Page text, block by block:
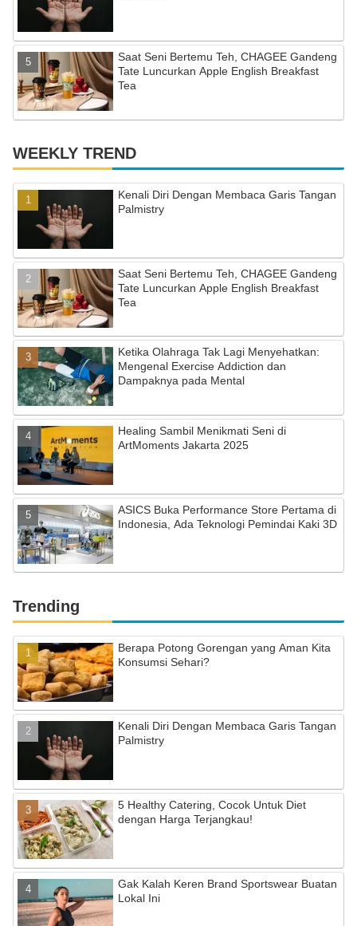
Saat Seni Bertemu Teh, CHAGEE Gandeng
Tate Luncurkan Apple English Breakfast
Tea
WEEKLY TREND
Kenali Diri Dengan Membaca Garis Tangan
Palmistry
Saat Seni Bertemu Teh, CHAGEE Gandeng
Tate Luncurkan Apple English Breakfast
Tea
Ketika Olahraga Tak Lagi Menyehatkan:
Mengenal Exercise Addiction dan
Dampaknya pada Mental
Healing Sambil Menikmati Seni di
ArtMoments Jakarta 2025
ASICS Buka Performance Store Pertama di
Indonesia, Ada Teknologi Pemindai Kaki 3D
Trending
Berapa Potong Gorengan yang Aman Kita
Konsumsi Sehari?
Kenali Diri Dengan Membaca Garis Tangan
Palmistry
5 Healthy Catering, Cocok Untuk Diet
dengan Harga Terjangkau!
Gak Kalah Keren Brand Sportswear Buatan
Lokal Ini